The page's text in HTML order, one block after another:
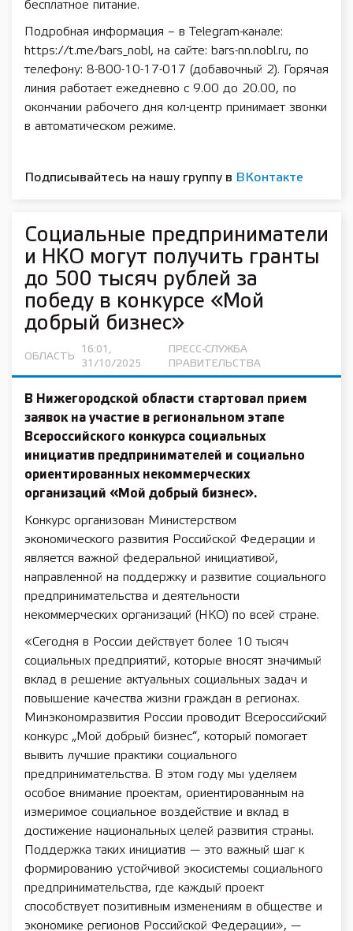
бесплатное питание.
Подробная информация – в Telegram-канале:
https://t.me/bars_nobl, на сайте: bars-nn.nobl.ru, по
телефону: 8-800-10-17-017 (добавочный 2). Горячая
линия работает ежедневно с 9.00 до 20.00, по
окончании рабочего дня кол-центр принимает звонки
в автоматическом режиме.
Подписывайтесь на нашу группу в ВКонтакте
Социальные предприниматели
и НКО могут получить гранты
до 500 тысяч рублей за
победу в конкурсе «Мой
добрый бизнес»
ОБЛАСТЬ
16:01,
31/10/2025
ПРЕСС-СЛУЖБА
ПРАВИТЕЛЬСТВА
В Нижегородской области стартовал прием
заявок на участие в региональном этапе
Всероссийского конкурса социальных
инициатив предпринимателей и социально
ориентированных некоммерческих
организаций «Мой добрый бизнес».
Конкурс организован Министерством
экономического развития Российской Федерации и
является важной федеральной инициативой,
направленной на поддержку и развитие социального
предпринимательства и деятельности
некоммерческих организаций (НКО) по всей стране.
«Сегодня в России действует более 10 тысяч
социальных предприятий, которые вносят значимый
вклад в решение актуальных социальных задач и
повышение качества жизни граждан в регионах.
Минэкономразвития России проводит Всероссийский
конкурс „Мой добрый бизнес“, который помогает
вывить лучшие практики социального
предпринимательства. В этом году мы уделяем
особое внимание проектам, ориентированным на
измеримое социальное воздействие и вклад в
достижение национальных целей развития страны.
Поддержка таких инициатив — это важный шаг к
формированию устойчивой экосистемы социального
предпринимательства, где каждый проект
способствует позитивным изменениям в обществе и
экономике регионов Российской Федерации», —